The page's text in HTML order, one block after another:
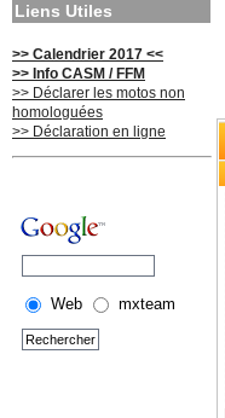
Liens Utiles
>> Calendrier 2017 <<
>> Info CASM / FFM
>> Déclarer les motos non
homologuées
>> Déclaration en ligne
Web mxteam